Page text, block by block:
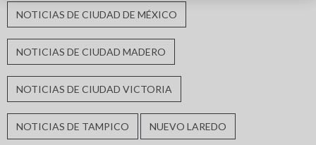
NOTICIAS DE CIUDAD DE MÉXICO
NOTICIAS DE CIUDAD MADERO
NOTICIAS DE CIUDAD VICTORIA
NOTICIAS DE TAMPICO NUEVO LAREDO